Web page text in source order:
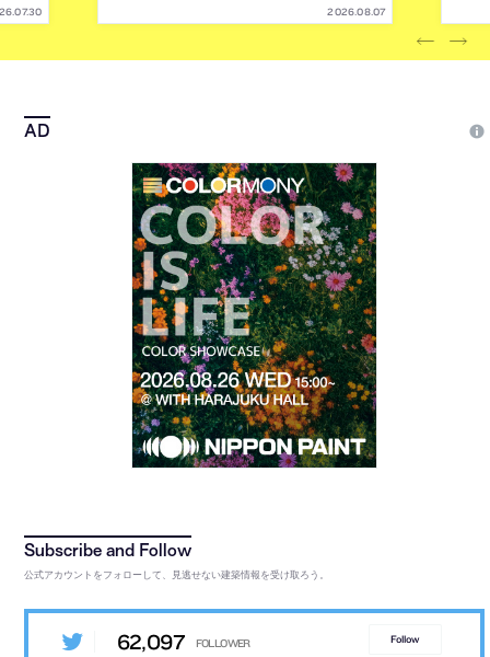
2026.08.07
公式アカウントをフォローして、見逃せない建築情報を受け取ろう。
62,097 Follow